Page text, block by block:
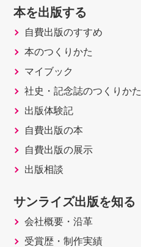
本を出版する
自費出版のすすめ
本のつくりかた
マイブック
社史・記念誌のつくりかた
出版体験記
自費出版の本
自費出版の展示
出版相談
サンライズ出版を知る
会社概要・沿革
受賞歴・制作実績